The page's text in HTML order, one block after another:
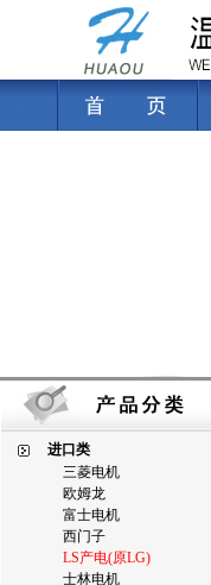
进口类
三菱电机
欧姆龙
富士电机
西门子
LS产电(原LG)
士林电机